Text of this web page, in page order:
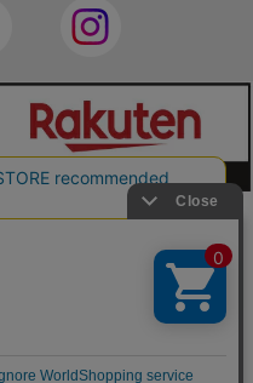
での複製・転載を禁止します。
Rakuten Group, Inc. ALL RIGHTS RE